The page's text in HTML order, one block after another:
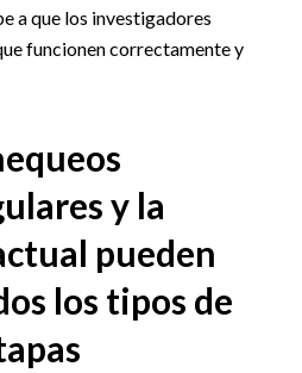
a que los investigadores
funcionen correctamente y
y la
pueden
los tipos de